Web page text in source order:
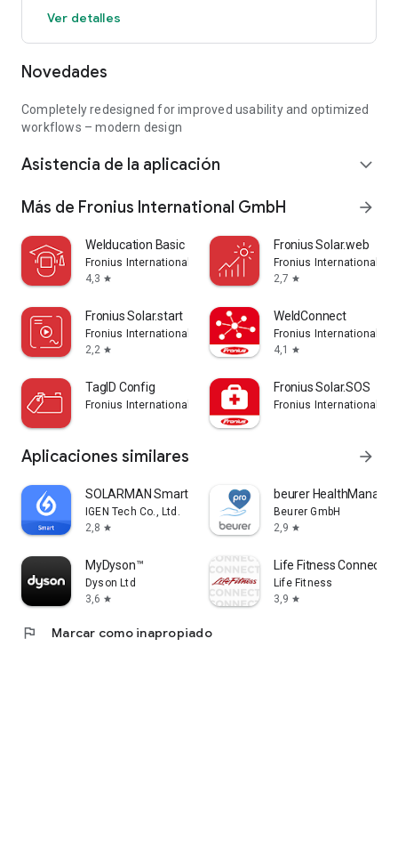
exactamente como quieras, estés donde estés.
Ver detalles
Novedades
Completely redesigned for improved usability and optimized
workflows – modern design
Asistencia de la aplicación expand_more
Más de Fronius International GmbH arrow_forward
Welducation Basic
Fronius International GmbH
4,3 star
Fronius Solar.web
Fronius International
2,7 star
Fronius Solar.start
Fronius International GmbH
2,2 star
WeldConnect
Fronius International
4,1
star
TagID Config
Fronius International GmbH
Fronius Solar.SOS
Fronius International
Aplicaciones similares arrow_forward
SOLARMAN Smart
IGEN Tech Co., Ltd.
2,8 star
beurer
Beurer GmbH
2,9 star
MyDyson™
Dyson Ltd
3,6 star
Life Fitness Connect
Life Fitness
3,9 star
flag Marcar como inapropiado